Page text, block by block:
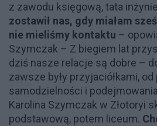
z zawodu księgową, tata
zostawił nas, gdy miałam
nie mieliśmy kontaktu –
Szymczak – Z biegiem lat
dziś nasze relacje są dobre –
zawsze były przyjaciółkami,
samodzielności i
Karolina Szymczak w Złotoryi
podstawową, potem liceum.